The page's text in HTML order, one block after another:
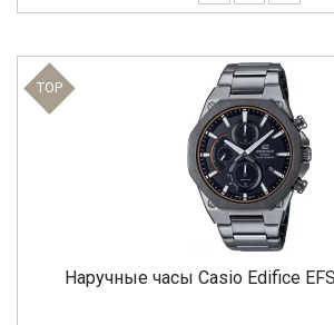
TOP
Наручные часы Casio Edifice